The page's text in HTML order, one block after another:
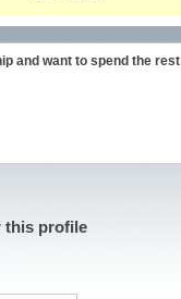
and want to spend the rest
just only here for playing,
treasure you every minute
this profile